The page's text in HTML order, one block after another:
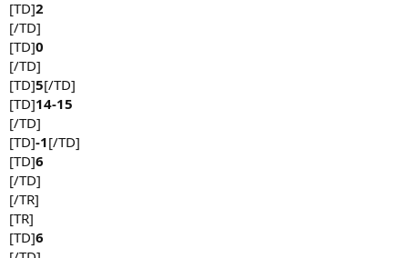
[TD]2
[/TD]
[TD]0
[/TD]
[TD]5[/TD]
[TD]14-15
[/TD]
[TD]-1[/TD]
[TD]6
[/TD]
[/TR]
[TR]
[TD]6